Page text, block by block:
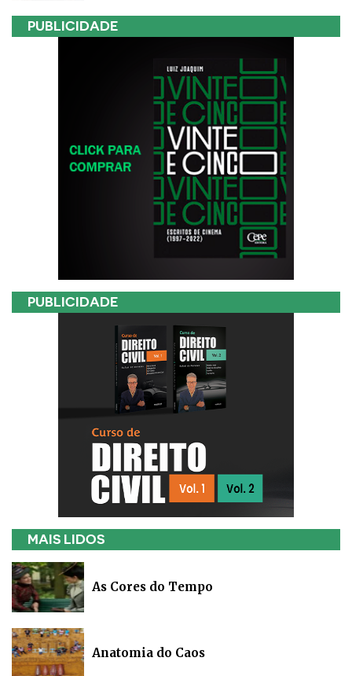
PUBLICIDADE
PUBLICIDADE
MAIS LIDOS
As Cores do Tempo
Anatomia do Caos